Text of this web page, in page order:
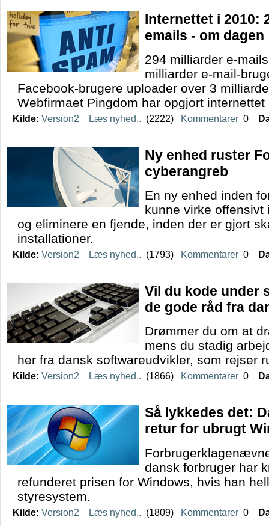
Internettet i 2010:
emails - om dagen
294 milliarder e-
milliarder e-mail-
Facebook-brugere uploader over 3
Webfirmaet Pingdom har opgjort internettet
Kilde: Version2 Læs nyhed.. (2222) Kommentarer 0
Ny enhed ruster
cyberangreb
En ny enhed inden
kunne virke offensivt
og eliminere en fjende, inden der er gjort
installationer.
Kilde: Version2 Læs nyhed.. (1793) Kommentarer 0
Vil du kode under
de gode råd fra
Drømmer du om at
mens du stadig
her fra dansk softwareudvikler, som rejser
Kilde: Version2 Læs nyhed.. (1866) Kommentarer 0
Så lykkedes det:
retur for ubrugt
dansk forbruger har
refunderet prisen for Windows, hvis han
styresystem.
Kilde: Version2 Læs nyhed.. (1809) Kommentarer 0